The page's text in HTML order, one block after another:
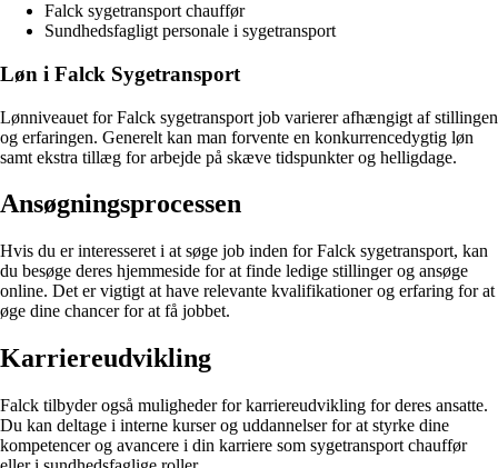
Falck sygetransport chauffør
Sundhedsfagligt personale i sygetransport
Løn i Falck Sygetransport
Lønniveauet for Falck sygetransport job varierer afhængigt af stillingen
og erfaringen. Generelt kan man forvente en konkurrencedygtig løn
samt ekstra tillæg for arbejde på skæve tidspunkter og helligdage.
Ansøgningsprocessen
Hvis du er interesseret i at søge job inden for Falck sygetransport, kan
du besøge deres hjemmeside for at finde ledige stillinger og ansøge
online. Det er vigtigt at have relevante kvalifikationer og erfaring for at
øge dine chancer for at få jobbet.
Karriereudvikling
Falck tilbyder også muligheder for karriereudvikling for deres ansatte.
Du kan deltage i interne kurser og uddannelser for at styrke dine
kompetencer og avancere i din karriere som sygetransport chauffør